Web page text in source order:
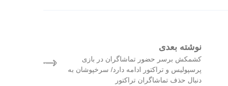
نوشته بعدی
کشمکش برسر حضور تماشاگران در بازی
پرسپولیس و تراکتور ادامه دارد/ سرخپوشان به
دنبال حذف تماشاگران تراکتور